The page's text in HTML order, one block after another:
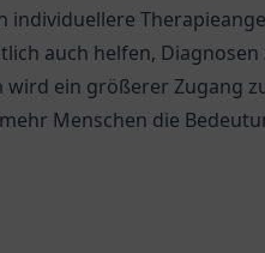
auch helfen,
ein größerer Zugang
Menschen die